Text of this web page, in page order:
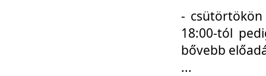
- csütörtökön
18:00-tól
bővebb
...